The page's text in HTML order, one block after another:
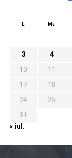
L Ma
3
4
10
11
17
18
24
25
31
« iul.